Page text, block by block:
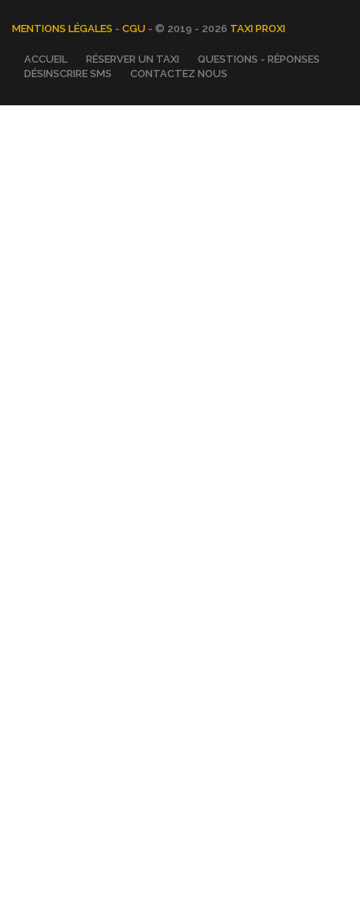
MENTIONS LÉGALES - CGU - © 2019 - 2026 TAXI PROXI
ACCUEIL RÉSERVER UN TAXI
QUESTIONS - RÉPONSES
DÉSINSCRIRE SMS
CONTACTEZ NOUS